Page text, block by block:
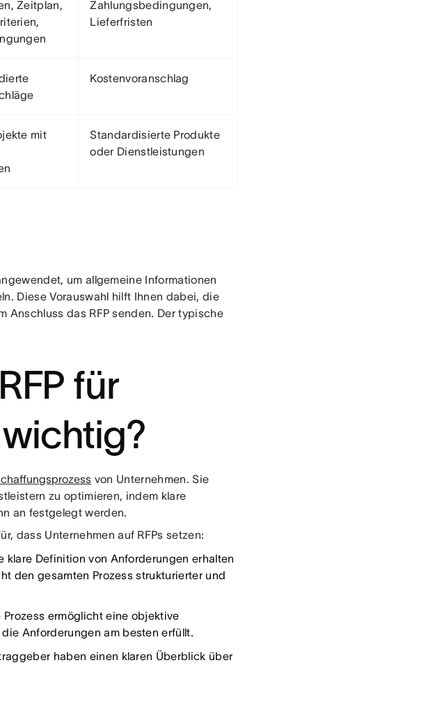
Zeitplan,
Zahlungsbedingungen,
Lieferfristen
Kostenvoranschlag
mit
Standardisierte Produkte
oder Dienstleistungen
um allgemeine Informationen
Diese Vorauswahl hilft Ihnen dabei, die
Anschluss das RFP senden. Der typische
für
von Unternehmen. Sie
zu optimieren, indem klare
an festgelegt werden.
dass Unternehmen auf RFPs setzen:
klare Definition von Anforderungen erhalten
den gesamten Prozess strukturierter und
ermöglicht eine objektive
Anforderungen am besten erfüllt.
haben einen klaren Überblick über